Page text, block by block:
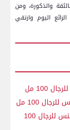
والذكورة، ومن
اليوم وارتقي
مل
100 مل
– تجاربنا الشخصية مع فيندي لايف ايسنس للرجال 100